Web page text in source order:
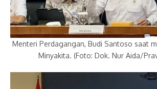
Menteri Perdagangan, Budi Santoso saat
Minyakita. (Foto: Dok. Nur Aida/